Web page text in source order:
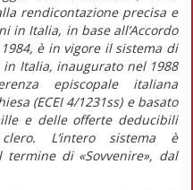
rendicontazione precisa e
in Italia, in base all’Accordo
è in vigore il sistema di
in Italia, inaugurato nel 1988
episcopale italiana
(ECEI4/1231ss) e basato
e delle offerte deducibili
L’intero sistema è
di «Sovvenire», dal